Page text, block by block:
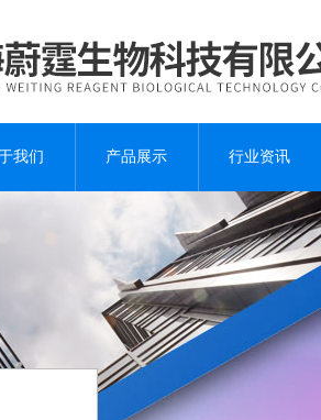
我们 产品展示 行业资讯